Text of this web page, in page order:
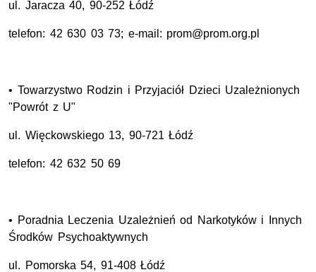
ul. Jaracza 40, 90-252 Łódź
telefon: 42 630 03 73; e-mail: prom@prom.org.pl
• Towarzystwo Rodzin i Przyjaciół Dzieci Uzależnionych
"Powrót z U"
ul. Więckowskiego 13, 90-721 Łódź
telefon: 42 632 50 69
• Poradnia Leczenia Uzależnień od Narkotyków i Innych
Środków Psychoaktywnych
ul. Pomorska 54, 91-408 Łódź